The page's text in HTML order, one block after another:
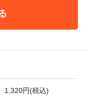
1,320円(税込)